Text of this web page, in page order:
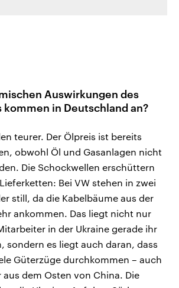
Auswirkungen des
kommen in Deutschland an?
teurer. Der Ölpreis ist bereits
obwohl Öl und Gasanlagen nicht
Die Schockwellen erschüttern
Bei VW stehen in zwei
still, da die Kabelbäume aus der
ankommen. Das liegt nicht nur
in der Ukraine gerade ihr
sondern es liegt auch daran, dass
Güterzüge durchkommen – auch
aus dem Osten von China. Die